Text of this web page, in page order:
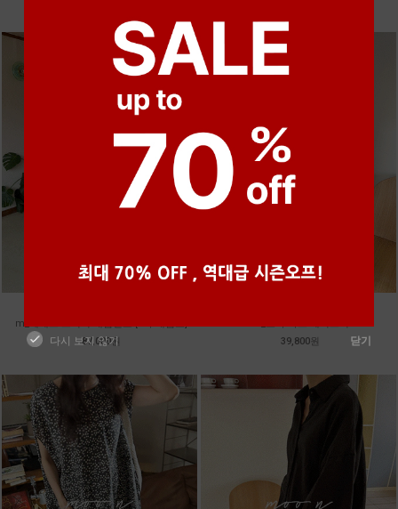
m_헤세드 스티치 데님팬츠 [4차 재입고]
87,000원
39,800원
다시 보지 않기 닫기